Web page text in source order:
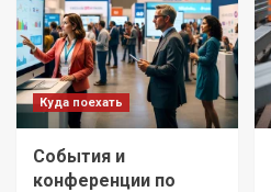
Куда поехать
События и
конференции по